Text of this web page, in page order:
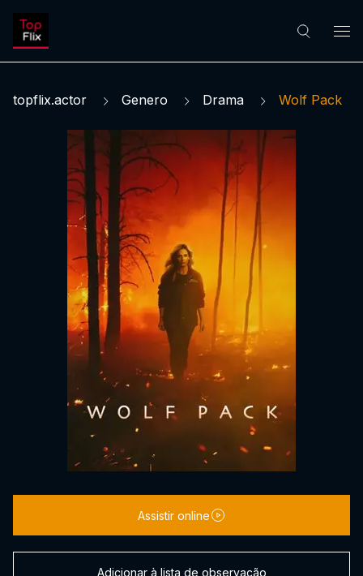
topflix.actor Genero Drama Wolf Pack
Assistir online
Adicionar à lista de observação